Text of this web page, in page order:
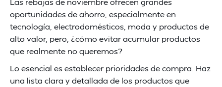
oportunidades de ahorro, especialmente en
tecnología, electrodomésticos, moda y productos de
alto valor, pero, ¿cómo evitar acumular productos
que realmente no queremos?
Lo esencial es establecer prioridades de compra. Haz
una lista clara y detallada de los productos que